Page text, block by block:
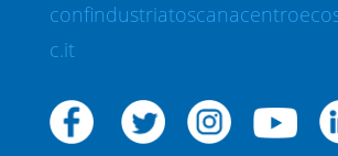
c.it